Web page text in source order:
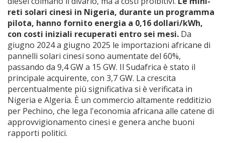
reti solari cinesi in Nigeria, durante un programma
pilota, hanno fornito energia a 0,16 dollari/kWh,
con costi iniziali recuperati entro sei mesi. Da
giugno 2024 a giugno 2025 le importazioni africane di
pannelli solari cinesi sono aumentate del 60%,
passando da 9,4 GW a 15 GW. Il Sudafrica è stato il
principale acquirente, con 3,7 GW. La crescita
percentualmente più significativa si è verificata in
Nigeria e Algeria. È un commercio altamente redditizio
per Pechino, che lega l'economia africana alle catene di
approvvigionamento cinesi e genera anche buoni
rapporti politici.